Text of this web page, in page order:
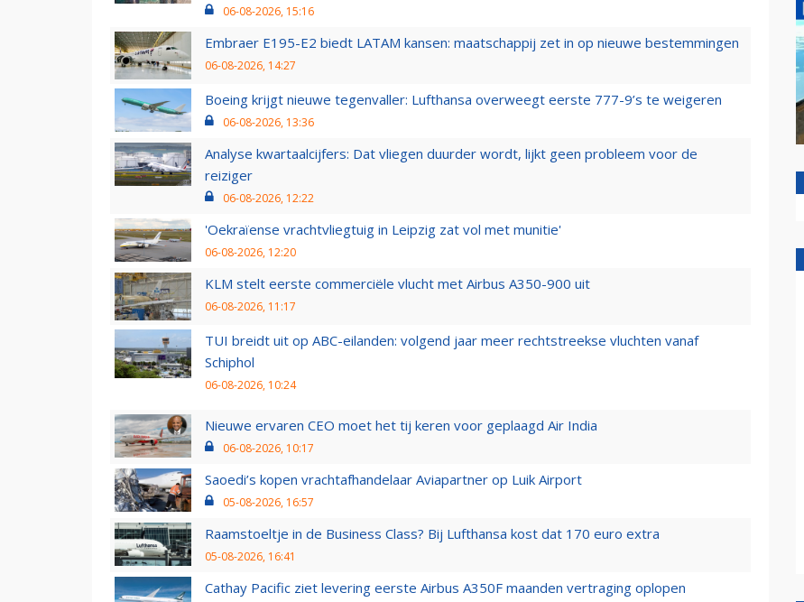
06-08-2026, 15:16
Embraer E195-E2 biedt LATAM kansen: maatschappij zet in op nieuwe bestemmingen
06-08-2026, 14:27
Boeing krijgt nieuwe tegenvaller: Lufthansa overweegt eerste 777-9’s te weigeren
06-08-2026, 13:36
Analyse kwartaalcijfers: Dat vliegen duurder wordt, lijkt geen probleem voor de
reiziger
06-08-2026, 12:22
'Oekraïense vrachtvliegtuig in Leipzig zat vol met munitie'
06-08-2026, 12:20
KLM stelt eerste commerciële vlucht met Airbus A350-900 uit
06-08-2026, 11:17
TUI breidt uit op ABC-eilanden: volgend jaar meer rechtstreekse vluchten vanaf
Schiphol
06-08-2026, 10:24
Nieuwe ervaren CEO moet het tij keren voor geplaagd Air India
06-08-2026, 10:17
Saoedi’s kopen vrachtafhandelaar Aviapartner op Luik Airport
05-08-2026, 16:57
Raamstoeltje in de Business Class? Bij Lufthansa kost dat 170 euro extra
05-08-2026, 16:41
Cathay Pacific ziet levering eerste Airbus A350F maanden vertraging oplopen